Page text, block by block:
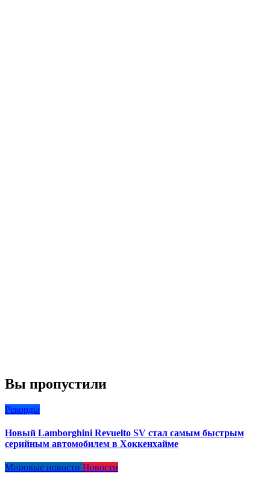
Вы пропустили
Рекорды
Новый Lamborghini Revuelto SV стал самым быстрым
серийным автомобилем в Хоккенхайме
Мировые новости Новости